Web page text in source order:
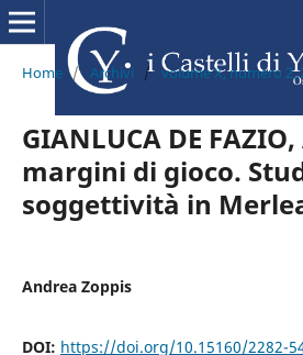
Home / Archivi / volume X, numero 2,
GIANLUCA DE
margini di gioco.
soggettività in
Andrea Zoppis
DOI: https://doi.org/10.15160/2282-